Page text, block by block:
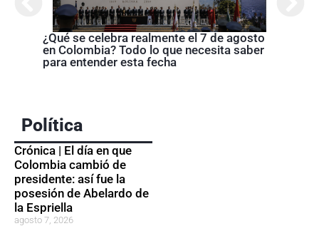
¿Qué se celebra realmente el 7 de agosto
en Colombia? Todo lo que necesita saber
para entender esta fecha
Política
Crónica | El día en que
Colombia cambió de
presidente: así fue la
posesión de Abelardo de
la Espriella
agosto 7, 2026